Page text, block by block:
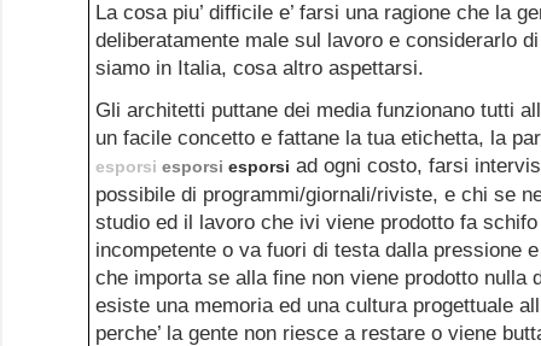
La cosa piu’ difficile e’ farsi una ragione che la
deliberatamente male sul lavoro e considerarlo
siamo in Italia, cosa altro aspettarsi.
Gli architetti puttane dei media funzionano tutti
un facile concetto e fattane la tua etichetta, la
esporsi esporsi esporsi ad ogni costo, farsi
possibile di programmi/giornali/riviste, e chi se
studio ed il lavoro che ivi viene prodotto fa schifo
incompetente o va fuori di testa dalla pressione
che importa se alla fine non viene prodotto nulla
esiste una memoria ed una cultura progettuale
perche’ la gente non riesce a restare o viene